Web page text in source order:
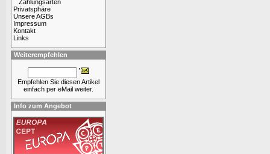
Zahlungsarten
Privatsphäre
Unsere AGBs
Impressum
Kontakt
Links
Weiterempfehlen
Empfehlen Sie diesen Artikel
einfach per eMail weiter.
Info zum Angebot